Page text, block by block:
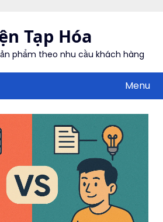
Tạp Hóa
phẩm theo nhu cầu khách hàng
Menu